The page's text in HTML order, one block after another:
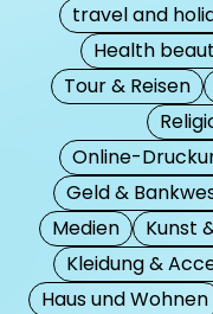
travel and
Health
Tour & Reisen
Online-
Geld &
Medien
Kunst
Kleidung &
Haus und Wohnen